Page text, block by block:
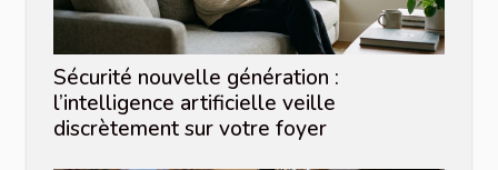
Sécurité nouvelle génération :
l’intelligence artificielle veille
discrètement sur votre foyer